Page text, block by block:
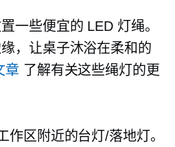
一些便宜的 LED 灯绳。
，让桌子沐浴在柔和的
章 了解有关这些绳灯的更
作区附近的台灯/落地灯。